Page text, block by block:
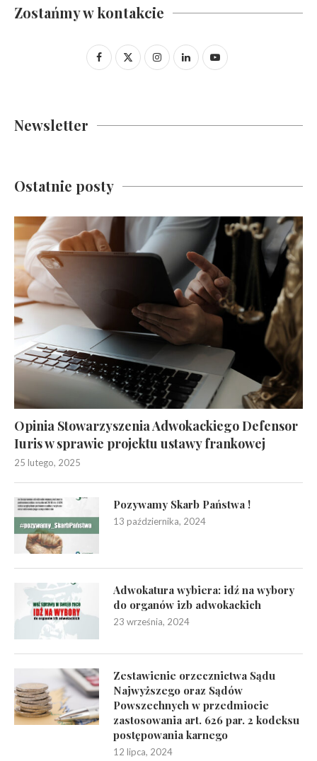
Zostańmy w kontakcie
Newsletter
Ostatnie posty
Opinia Stowarzyszenia Adwokackiego Defensor
Iuris w sprawie projektu ustawy frankowej
25 lutego, 2025
Pozywamy Skarb Państwa !
13 października, 2024
Adwokatura wybiera: idź na wybory
do organów izb adwokackich
23 września, 2024
Zestawienie orzecznictwa Sądu
Najwyższego oraz Sądów
Powszechnych w przedmiocie
zastosowania art. 626 par. 2 kodeksu
postępowania karnego
12 lipca, 2024